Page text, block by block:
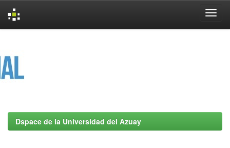
Dspace de la Universidad del Azuay